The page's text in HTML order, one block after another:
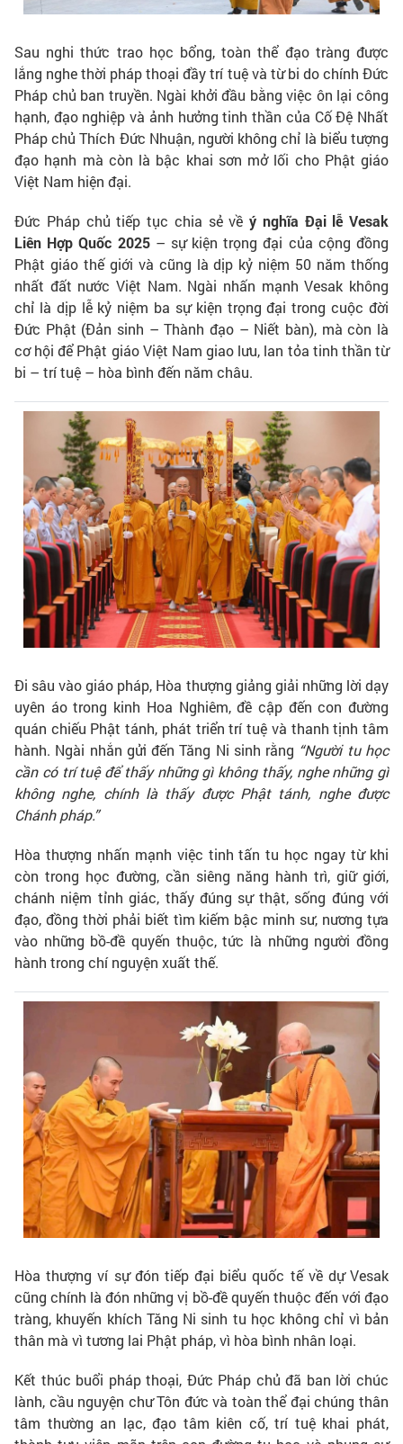
Sau nghi thức trao học bổng, toàn thể đạo tràng được
lắng nghe thời pháp thoại đầy trí tuệ và từ bi do chính Đức
Pháp chủ ban truyền. Ngài khởi đầu bằng việc ôn lại công
hạnh, đạo nghiệp và ảnh hưởng tinh thần của Cố Đệ Nhất
Pháp chủ Thích Đức Nhuận, người không chỉ là biểu tượng
đạo hạnh mà còn là bậc khai sơn mở lối cho Phật giáo
Việt Nam hiện đại.
Đức Pháp chủ tiếp tục chia sẻ về ý nghĩa Đại lễ Vesak
Liên Hợp Quốc 2025 – sự kiện trọng đại của cộng đồng
Phật giáo thế giới và cũng là dịp kỷ niệm 50 năm thống
nhất đất nước Việt Nam. Ngài nhấn mạnh Vesak không
chỉ là dịp lễ kỷ niệm ba sự kiện trọng đại trong cuộc đời
Đức Phật (Đản sinh – Thành đạo – Niết bàn), mà còn là
cơ hội để Phật giáo Việt Nam giao lưu, lan tỏa tinh thần từ
bi – trí tuệ – hòa bình đến năm châu.
Đi sâu vào giáo pháp, Hòa thượng giảng giải những lời dạy
uyên áo trong kinh Hoa Nghiêm, đề cập đến con đường
quán chiếu Phật tánh, phát triển trí tuệ và thanh tịnh tâm
hành. Ngài nhắn gửi đến Tăng Ni sinh rằng “Người tu học
cần có trí tuệ để thấy những gì không thấy, nghe những gì
không nghe, chính là thấy được Phật tánh, nghe được
Chánh pháp.”
Hòa thượng nhấn mạnh việc tinh tấn tu học ngay từ khi
còn trong học đường, cần siêng năng hành trì, giữ giới,
chánh niệm tỉnh giác, thấy đúng sự thật, sống đúng với
đạo, đồng thời phải biết tìm kiếm bậc minh sư, nương tựa
vào những bồ-đề quyến thuộc, tức là những người đồng
hành trong chí nguyện xuất thế.
Hòa thượng ví sự đón tiếp đại biểu quốc tế về dự Vesak
cũng chính là đón những vị bồ-đề quyến thuộc đến với đạo
tràng, khuyến khích Tăng Ni sinh tu học không chỉ vì bản
thân mà vì tương lai Phật pháp, vì hòa bình nhân loại.
Kết thúc buổi pháp thoại, Đức Pháp chủ đã ban lời chúc
lành, cầu nguyện chư Tôn đức và toàn thể đại chúng thân
tâm thường an lạc, đạo tâm kiên cố, trí tuệ khai phát,